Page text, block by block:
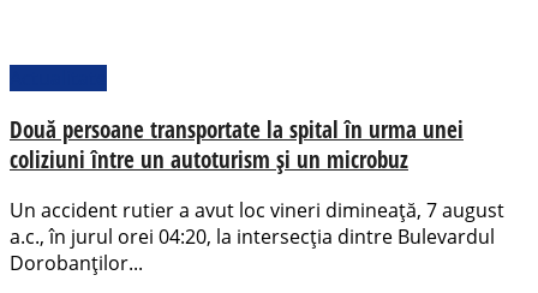
Două persoane transportate la spital în urma unei
coliziuni între un autoturism și un microbuz
Un accident rutier a avut loc vineri dimineață, 7 august
a.c., în jurul orei 04:20, la intersecția dintre Bulevardul
Dorobanților...